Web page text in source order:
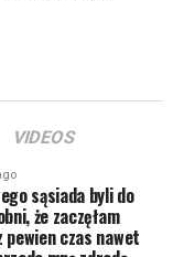
VIDEOS
sąsiada byli do
że zaczęłam
czas nawet